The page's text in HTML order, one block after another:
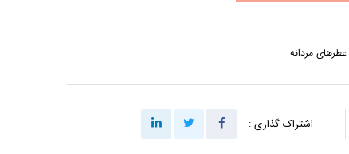
عطرهای مردانه
اشتراک گذاری :